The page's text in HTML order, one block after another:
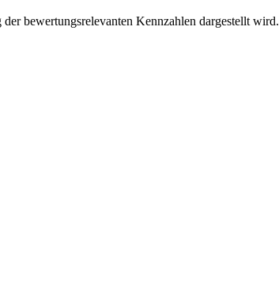
bewertungsrelevanten Kennzahlen dargestellt wird.